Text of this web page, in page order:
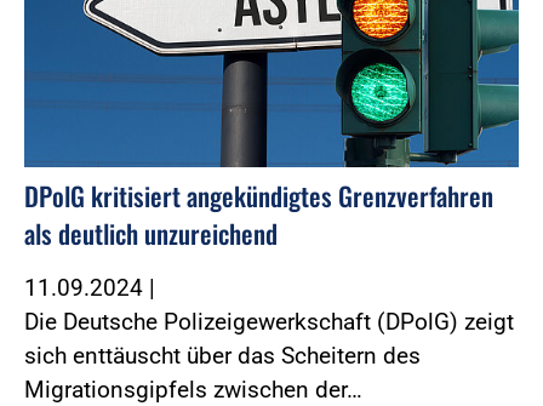
DPolG kritisiert angekündigtes Grenzverfahren
als deutlich unzureichend
11.09.2024 |
Die Deutsche Polizeigewerkschaft (DPolG) zeigt
sich enttäuscht über das Scheitern des
Migrationsgipfels zwischen der…